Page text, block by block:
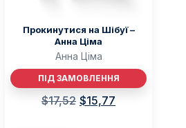
Прокинутися на Шібуї –
Анна Ціма
Анна Ціма
ПІД ЗАМОВЛЕННЯ
$17,52 $15,77